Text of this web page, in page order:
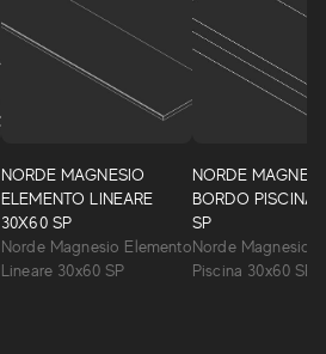
NORDE MAGNESIO
ELEMENTO LINEARE
30X60 SP
Norde Magnesio Elemento
Lineare 30x60 SP
NORDE
BORDO PISCINA
SP
Norde Magnesio
Piscina 30x60 SP